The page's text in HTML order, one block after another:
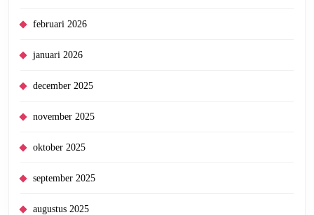
februari 2026
januari 2026
december 2025
november 2025
oktober 2025
september 2025
augustus 2025